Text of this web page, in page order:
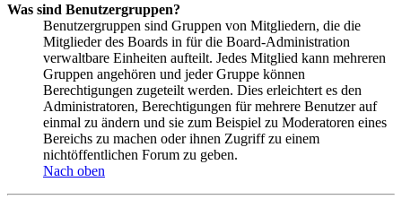
Was sind Benutzergruppen?
Benutzergruppen sind Gruppen von Mitgliedern, die die
Mitglieder des Boards in für die Board-Administration
verwaltbare Einheiten aufteilt. Jedes Mitglied kann mehreren
Gruppen angehören und jeder Gruppe können
Berechtigungen zugeteilt werden. Dies erleichtert es den
Administratoren, Berechtigungen für mehrere Benutzer auf
einmal zu ändern und sie zum Beispiel zu Moderatoren eines
Bereichs zu machen oder ihnen Zugriff zu einem
nichtöffentlichen Forum zu geben.
Nach oben